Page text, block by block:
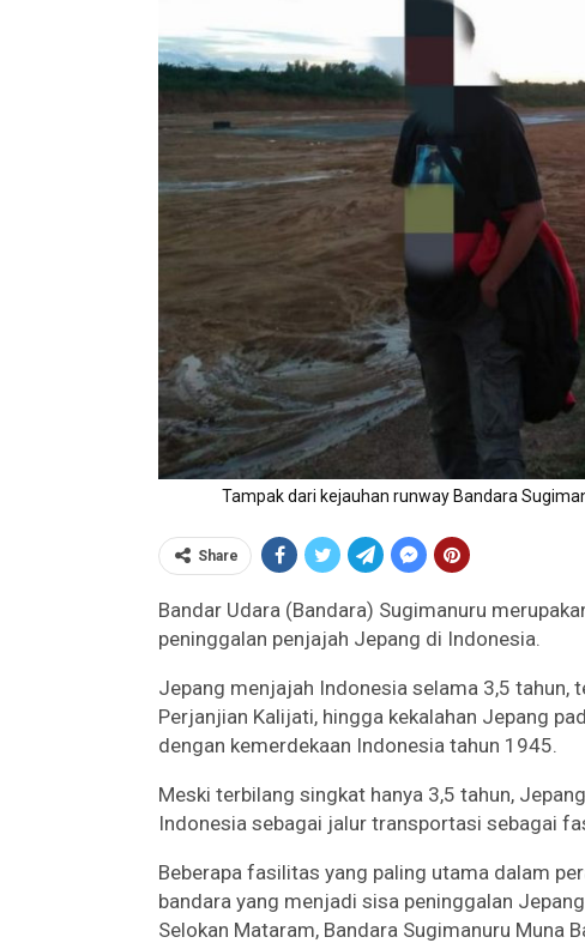
Tampak dari kejauhan runway Bandara
Share
Bandar Udara (Bandara) Sugimanuru
peninggalan penjajah Jepang di Indonesia.
Jepang menjajah Indonesia selama 3,5 tahun,
Perjanjian Kalijati, hingga kekalahan Jepang
dengan kemerdekaan Indonesia tahun 1945.
Meski terbilang singkat hanya 3,5 tahun,
Indonesia sebagai jalur transportasi sebagai
Beberapa fasilitas yang paling utama dalam
bandara yang menjadi sisa peninggalan
Selokan Mataram, Bandara Sugimanuru Muna